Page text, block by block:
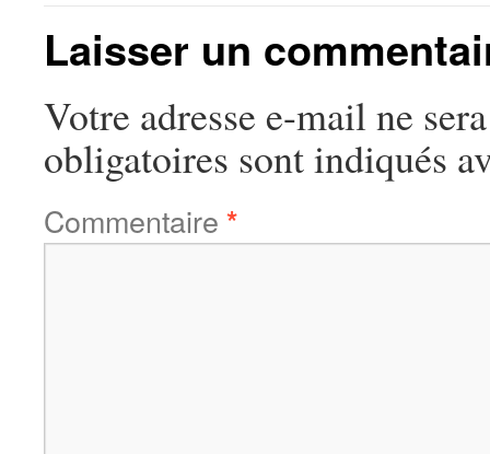
Laisser un
Votre adresse e-mail ne
obligatoires sont indiqués
Commentaire *